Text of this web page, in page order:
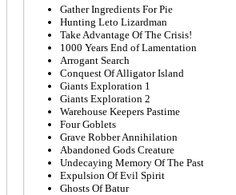
Gather Ingredients For Pie
Hunting Leto Lizardman
Take Advantage Of The Crisis!
1000 Years End of Lamentation
Arrogant Search
Conquest Of Alligator Island
Giants Exploration 1
Giants Exploration 2
Warehouse Keepers Pastime
Four Goblets
Grave Robber Annihilation
Abandoned Gods Creature
Undecaying Memory Of The Past
Expulsion Of Evil Spirit
Ghosts Of Batur